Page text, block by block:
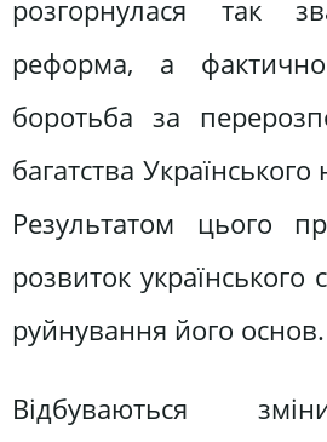
розгорнулася так
реформа, а
боротьба за
багатства
Результатом цього
розвиток
руйнування його основ.
Відбуваються